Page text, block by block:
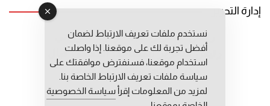
إدارة التحرير
رئيس التحرير: عبد الرحيم التوراني
رئيس التحرير المساعد: المعطي قبال
مديرة التحرير: فاطمة حوحو
نستخدم ملفات تعريف الارتباط لضمان
أفضل تجربة لك على موقعنا. إذا واصلت
استخدام موقعنا، فسنفترض موافقتك على
سياسة ملفات تعريف الارتباط الخاصة بنا.
لمزيد من المعلومات إقرأ سياسة الخصوصية